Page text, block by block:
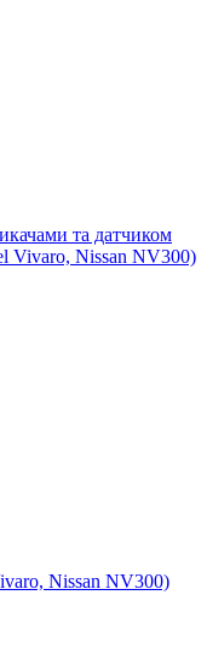
та датчиком
Vivaro, Nissan NV300)
Nissan NV300)